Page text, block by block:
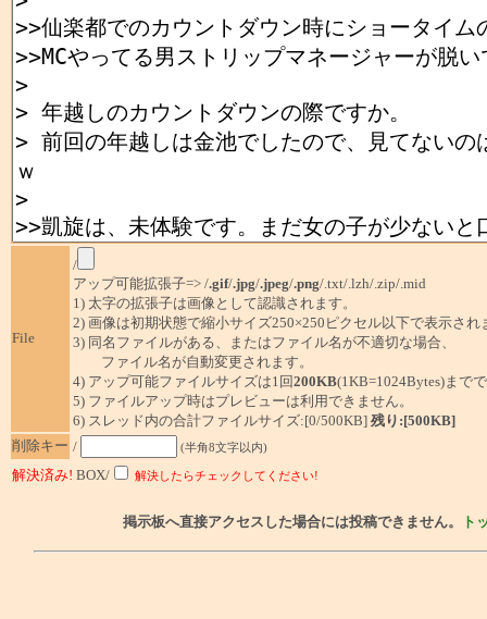
File
/
アップ可能拡張子=> /.gif/.jpg/.jpeg/.png/.txt/.lzh/.zip/.mid
1) 太字の拡張子は画像として認識されます。
2) 画像は初期状態で縮小サイズ250×250ピクセル以下で表示され
3) 同名ファイルがある、またはファイル名が不適切な場合、
ファイル名が自動変更されます。
4) アップ可能ファイルサイズは1回200KB(1KB=1024Bytes)まで
5) ファイルアップ時はプレビューは利用できません。
6) スレッド内の合計ファイルサイズ:[0/500KB] 残り:[500KB]
削除キー / (半角8文字以内)
解決済み! BOX/ 解決したらチェックしてください!
掲示板へ直接アクセスした場合には投稿できません。 ト